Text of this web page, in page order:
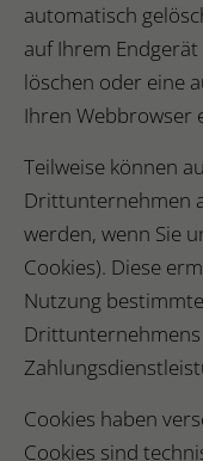
automatisch
auf Ihrem
löschen oder eine
Ihren Webbrowser
Teilweise können
Drittunternehmen
werden, wenn Sie
Cookies). Diese
Nutzung
Drittunternehmens
Cookies haben
Cookies sind